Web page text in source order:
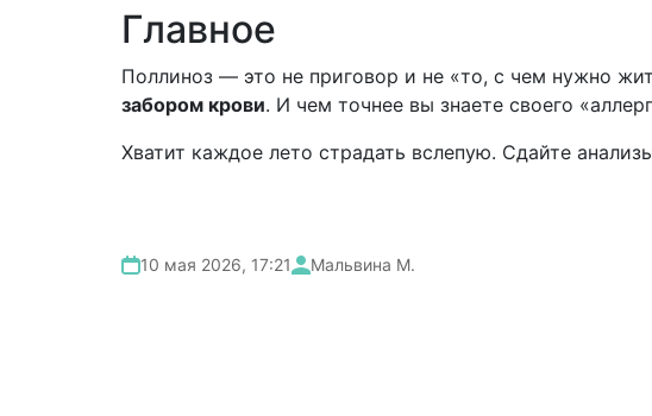
Главное
Поллиноз — это не приговор и не «то, с чем нужно
забором крови. И чем точнее вы знаете своего
Хватит каждое лето страдать вслепую. Сдайте
10 мая 2026, 17:21 Мальвина М.